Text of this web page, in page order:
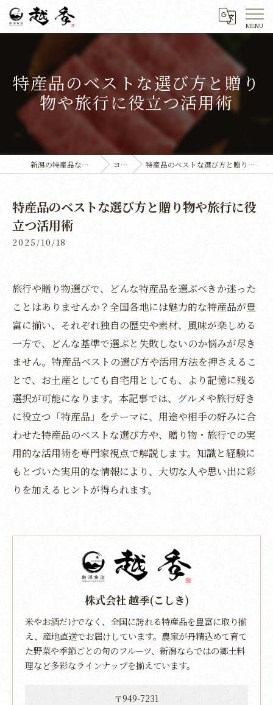
特産品のベストな選び方と贈り
物や旅行に役立つ活用術
新潟の特産品なら株式会社越季 コラム 特産品のベストな選び方と贈り物や旅行に役立つ活用術
特産品のベストな選び方と贈り物や旅行に役
立つ活用術
2025/10/18
旅行や贈り物選びで、どんな特産品を選ぶべきか迷った
ことはありませんか？全国各地には魅力的な特産品が豊
富に揃い、それぞれ独自の歴史や素材、風味が楽しめる
一方で、どんな基準で選ぶと失敗しないのか悩みが尽き
ません。特産品ベストの選び方や活用方法を押さえるこ
とで、お土産としても自宅用としても、より記憶に残る
選択が可能になります。本記事では、グルメや旅行好き
に役立つ「特産品」をテーマに、用途や相手の好みに合
わせた特産品のベストな選び方や、贈り物・旅行での実
用的な活用術を専門家視点で解説します。知識と経験に
もとづいた実用的な情報により、大切な人や思い出に彩
りを加えるヒントが得られます。
株式会社 越季(こしき)
米やお酒だけでなく、全国に誇れる特産品を豊富に取り揃
え、産地直送でお届けしています。農家が丹精込めて育て
た野菜や季節ごとの旬のフルーツ、新潟ならではの郷土料
理など多彩なラインナップを揃えています。
〒949-7231